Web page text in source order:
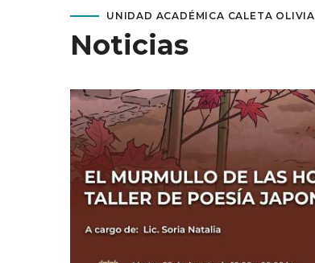
UNIDAD ACADÉMICA CALETA OLIVIA
Noticias